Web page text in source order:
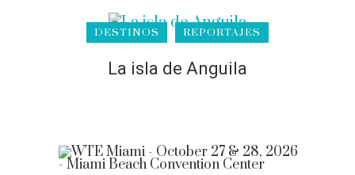
DESTINOS REPORTAJES
La isla de Anguila